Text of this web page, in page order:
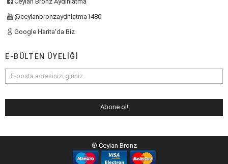
@ceylanbronzaydnlatma1480
Google Harita'da Biz
E-BÜLTEN ÜYELIĞI
® Ceylan Bronz